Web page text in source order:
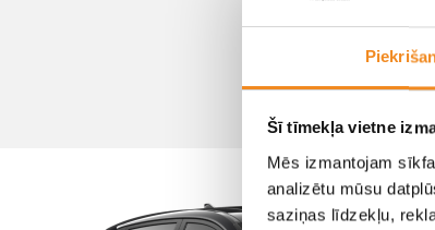
Šī tīmekļa vietne
Mēs izmantojam
analizētu mūsu
saziņas līdzekļu,